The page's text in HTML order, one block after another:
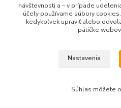
0948 236 042
info@margaretkashop.sk
návštevnosti a – v prípade
účely používame súbory
kedykoľvek upraviť alebo
pätičke
Nastavenia
Súhlas môžete